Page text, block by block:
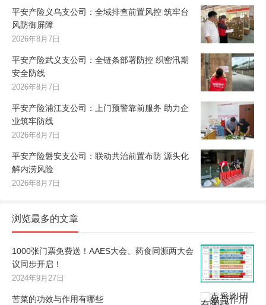
平安产险义乌支公司：全域排查前置风控 筑牢台
风防御屏障
2026年8月7日
平安产险武义支公司：全链条部署防控 织密汛期
安全防线
2026年8月7日
平安产险浦江支公司：上门预警靠前服务 助力企
业筑牢防线
2026年8月7日
平安产险磐安支公司：联动共治前置布防 源头化
解内涝风险
2026年8月7日
浏览最多的文章
1000张门票免费送！AAES大会、药食同源两大会
议同步开启！
2024年9月27日
苦菜的功效与作用有哪些